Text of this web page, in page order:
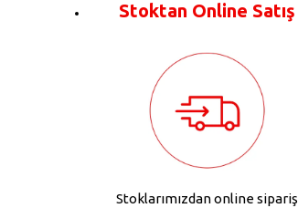
Stoktan Online Satış
Stoklarımızdan online sipariş